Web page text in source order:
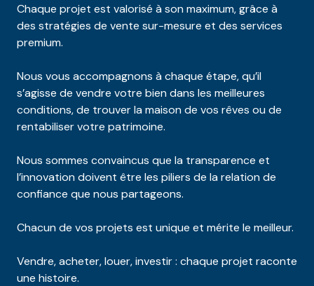
Chaque projet est valorisé à son maximum, grâce à
des stratégies de vente sur-mesure et des services
premium.
Nous vous accompagnons à chaque étape, qu’il
s’agisse de vendre votre bien dans les meilleures
conditions, de trouver la maison de vos rêves ou de
rentabiliser votre patrimoine.
Nous sommes convaincus que la transparence et
l’innovation doivent être les piliers de la relation de
confiance que nous partageons.
Chacun de vos projets est unique et mérite le meilleur.
Vendre, acheter, louer, investir : chaque projet raconte
une histoire.